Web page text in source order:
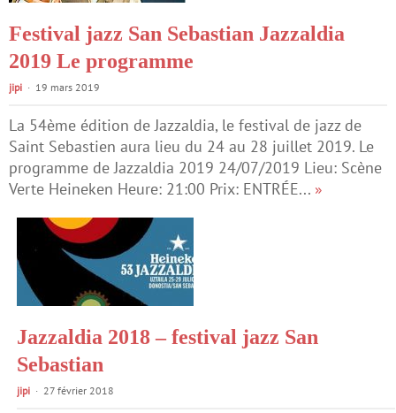
Festival jazz San Sebastian Jazzaldia
2019 Le programme
jipi 19 mars 2019
La 54ème édition de Jazzaldia, le festival de jazz de
Saint Sebastien aura lieu du 24 au 28 juillet 2019. Le
programme de Jazzaldia 2019 24/07/2019 Lieu: Scène
Verte Heineken Heure: 21:00 Prix: ENTRÉE... »
Jazzaldia 2018 – festival jazz San
Sebastian
jipi 27 février 2018